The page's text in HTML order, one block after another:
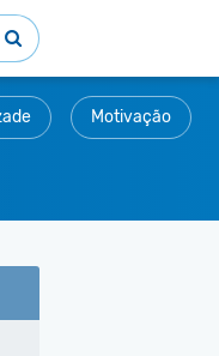
Motivação